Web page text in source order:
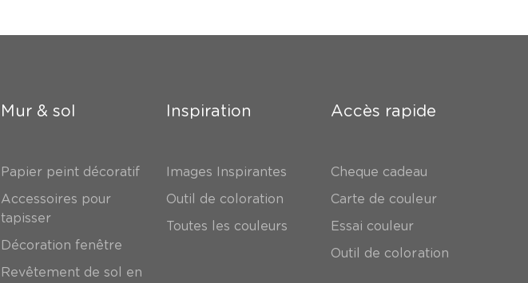
Mur & sol
Papier peint décoratif
Accessoires pour
tapisser
Décoration fenêtre
Revêtement de sol en
Inspiration
Images Inspirantes
Outil de coloration
Toutes les couleurs
Accès rapide
Cheque cadeau
Carte de couleur
Essai couleur
Outil de coloration